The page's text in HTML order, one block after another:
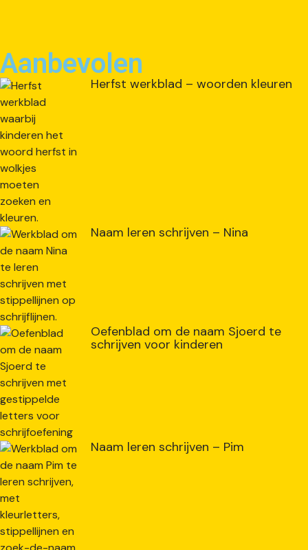
Aanbevolen
Herfst werkblad – woorden kleuren
Naam leren schrijven – Nina
Oefenblad om de naam Sjoerd te
schrijven voor kinderen
Naam leren schrijven – Pim